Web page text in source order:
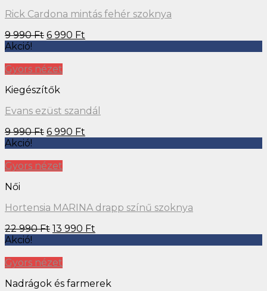
Rick Cardona mintás fehér szoknya
9 990Ft 6 990 Ft
Akció!
Gyors nézet
Kiegészítők
Evans ezüst szandál
9 990Ft 6 990 Ft
Akció!
Gyors nézet
Női
Hortensia MARINA drapp színű szoknya
22 990Ft 13 990 Ft
Akció!
Gyors nézet
Nadrágok és farmerek